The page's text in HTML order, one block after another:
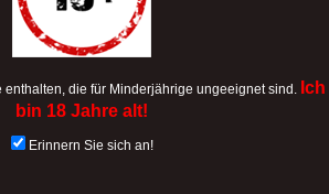
enthalten, die für Minderjährige ungeeignet sind. Ich
bin 18 Jahre alt!
Erinnern Sie sich an!